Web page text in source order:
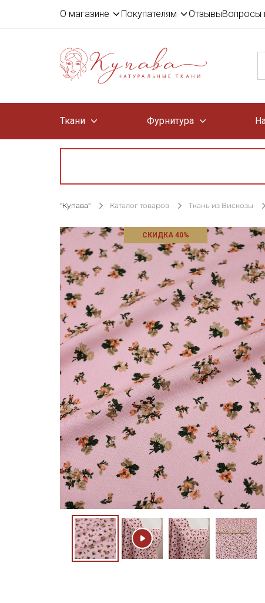
О магазине Покупателям ОтзывыВопросы
Ткани Фурнитура
"Купава" Каталог товаров Ткань из Вискозы
СКИДКА 40%